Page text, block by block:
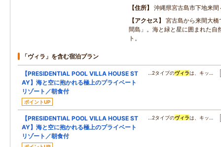
住所
沖縄県宮古島市下地来間
アクセス
宮古島から来間大
間島」。海と緑と星に囲まれた自
ト。
「ヴィラ」を含む宿泊プラン
【PRESIDENTIAL POOL VILLA HOUSE ST
AY】海と空に抱かれる極上のプライベート
リゾート／朝食付
ポイントUP
…2タイプのヴィラは、キッ…
【PRESIDENTIAL POOL VILLA HOUSE ST
AY】海と空に抱かれる極上のプライベート
リゾート／朝食付
…2タイプのヴィラは、キッ…